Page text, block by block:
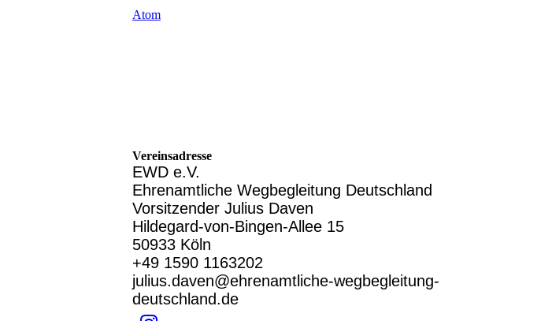
Atom
Vereinsadresse
EWD e.V.
Ehrenamtliche Wegbegleitung Deutschland
Vorsitzender Julius Daven
Hildegard-von-Bingen-Allee 15
50933 Köln
+49 1590 1163202
julius.daven@ehrenamtliche-wegbegleitung-
deutschland.de